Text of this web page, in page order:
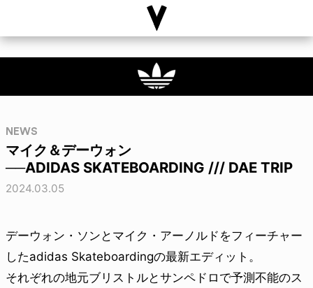
NEWS
マイク＆デーウォン
──ADIDAS SKATEBOARDING /// DAE TRIP
2024.03.05
デーウォン・ソンとマイク・アーノルドをフィーチャー
したadidas Skateboardingの最新エディット。
それぞれの地元ブリストルとサンペドロで予測不能のス